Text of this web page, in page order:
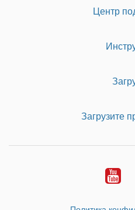
Центр
Загрузите